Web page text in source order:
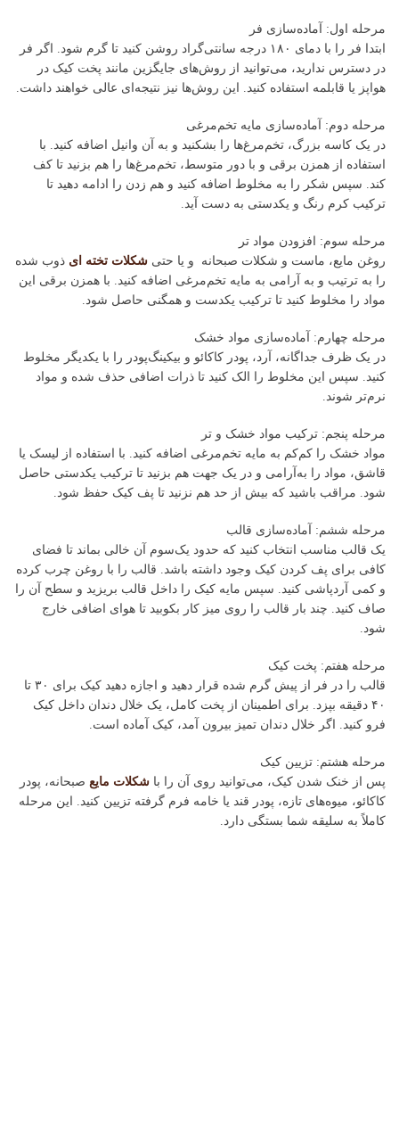
مرحله اول: آماده‌سازی فر
ابتدا فر را با دمای ۱۸۰ درجه سانتی‌گراد روشن کنید تا گرم شود. اگر فر
در دسترس ندارید، می‌توانید از روش‌های جایگزین مانند پخت کیک در
هواپز یا قابلمه استفاده کنید. این روش‌ها نیز نتیجه‌ای عالی خواهند داشت.
مرحله دوم: آماده‌سازی مایه تخم‌مرغی
در یک کاسه بزرگ، تخم‌مرغ‌ها را بشکنید و به آن وانیل اضافه کنید. با
استفاده از همزن برقی و با دور متوسط، تخم‌مرغ‌ها را هم بزنید تا کف
کند. سپس شکر را به مخلوط اضافه کنید و هم زدن را ادامه دهید تا
ترکیب کرم رنگ و یکدستی به دست آید.
مرحله سوم: افزودن مواد تر
روغن مایع، ماست و شکلات صبحانه و یا حتی شکلات تخته ای ذوب شده
را به ترتیب و به آرامی به مایه تخم‌مرغی اضافه کنید. با همزن برقی این
مواد را مخلوط کنید تا ترکیب یکدست و همگنی حاصل شود.
مرحله چهارم: آماده‌سازی مواد خشک
در یک ظرف جداگانه، آرد، پودر کاکائو و بیکینگ‌پودر را با یکدیگر مخلوط
کنید. سپس این مخلوط را الک کنید تا ذرات اضافی حذف شده و مواد
نرم‌تر شوند.
مرحله پنجم: ترکیب مواد خشک و تر
مواد خشک را کم‌کم به مایه تخم‌مرغی اضافه کنید. با استفاده از لیسک یا
قاشق، مواد را به‌آرامی و در یک جهت هم بزنید تا ترکیب یکدستی حاصل
شود. مراقب باشید که بیش از حد هم نزنید تا پف کیک حفظ شود.
مرحله ششم: آماده‌سازی قالب
یک قالب مناسب انتخاب کنید که حدود یک‌سوم آن خالی بماند تا فضای
کافی برای پف کردن کیک وجود داشته باشد. قالب را با روغن چرب کرده
و کمی آردپاشی کنید. سپس مایه کیک را داخل قالب بریزید و سطح آن را
صاف کنید. چند بار قالب را روی میز کار بکوبید تا هوای اضافی خارج
شود.
مرحله هفتم: پخت کیک
قالب را در فر از پیش گرم شده قرار دهید و اجازه دهید کیک برای ۳۰ تا
۴۰ دقیقه بپزد. برای اطمینان از پخت کامل، یک خلال دندان داخل کیک
فرو کنید. اگر خلال دندان تمیز بیرون آمد، کیک آماده است.
مرحله هشتم: تزیین کیک
پس از خنک شدن کیک، می‌توانید روی آن را با شکلات مایع صبحانه، پودر
کاکائو، میوه‌های تازه، پودر قند یا خامه فرم گرفته تزیین کنید. این مرحله
کاملاً به سلیقه شما بستگی دارد.